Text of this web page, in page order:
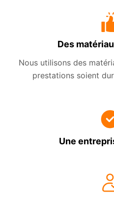
Des
Nous utilisons des
prestations soient
Une